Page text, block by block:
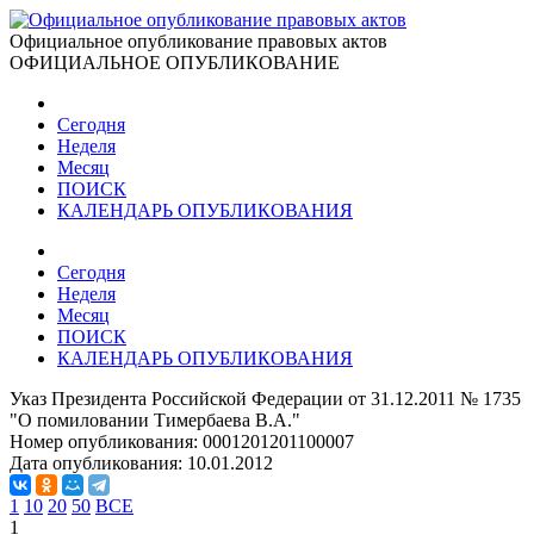
Официальное опубликование правовых актов
ОФИЦИАЛЬНОЕ ОПУБЛИКОВАНИЕ
Сегодня
Неделя
Месяц
ПОИСК
КАЛЕНДАРЬ ОПУБЛИКОВАНИЯ
Сегодня
Неделя
Месяц
ПОИСК
КАЛЕНДАРЬ ОПУБЛИКОВАНИЯ
Указ Президента Российской Федерации от 31.12.2011 № 1735
"О помиловании Тимербаева В.А."
Номер опубликования: 0001201201100007
Дата опубликования: 10.01.2012
1 10 20 50 ВСЕ
1